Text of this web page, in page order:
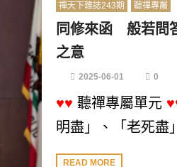
禪天下雜誌243期 聽禪專屬
同修來函 般若問
之意
2025-06-01 0
♥♥ 聽禪專屬單元
明盡」、「老死盡
READ MORE